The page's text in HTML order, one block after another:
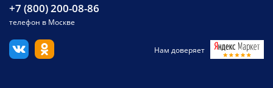
+7 (800) 200-08-86
телефон в Москве
Нам доверяет